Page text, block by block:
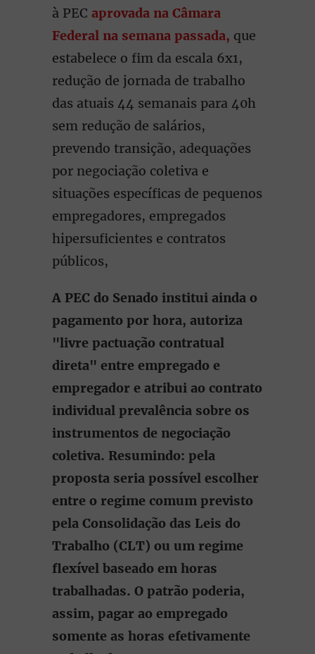
à PEC aprovada na Câmara
Federal na semana passada, que
estabelece o fim da escala 6x1,
redução de jornada de trabalho
das atuais 44 semanais para 40h
sem redução de salários,
prevendo transição, adequações
por negociação coletiva e
situações específicas de pequenos
empregadores, empregados
hipersuficientes e contratos
públicos,
A PEC do Senado institui ainda o
pagamento por hora, autoriza
"livre pactuação contratual
direta" entre empregado e
empregador e atribui ao contrato
individual prevalência sobre os
instrumentos de negociação
coletiva. Resumindo: pela
proposta seria possível escolher
entre o regime comum previsto
pela Consolidação das Leis do
Trabalho (CLT) ou um regime
flexível baseado em horas
trabalhadas. O patrão poderia,
assim, pagar ao empregado
somente as horas efetivamente